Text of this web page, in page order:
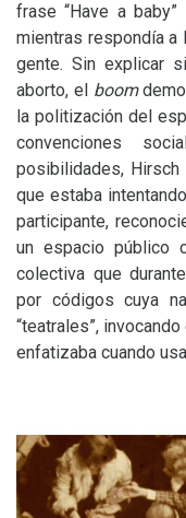
frase “Have a baby”
mientras respondía a
gente. Sin explicar
aborto, el boom
la politización del
convenciones
posibilidades,
que estaba
participante,
un espacio público
colectiva que
por códigos cuya
“teatrales”,
enfatizaba cuando